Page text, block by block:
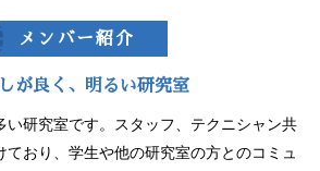
メンバー紹介
が良く、明るい研究室
い研究室です。スタッフ、テクニシャン共
ており、学生や他の研究室の方とのコミュ